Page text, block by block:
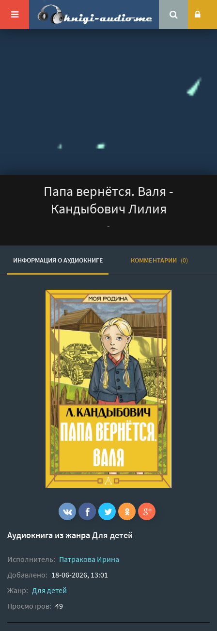
Папа вернётся. Валя -
Кандыбович Лилия
-
ИНФОРМАЦИЯ О АУДИОКНИГЕ КОММЕНТАРИИ (0)
Аудиокнига из жанраДля детей
Исполнитель: Патракова Ирина
Добавлено: 18-06-2026, 13:01
Жанр: Для детей
Просмотров: 49